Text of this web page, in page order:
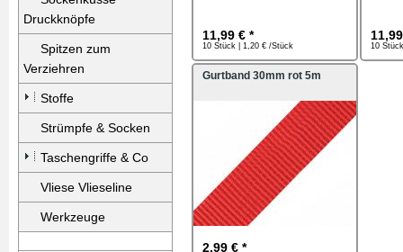
Druckknöpfe
Spitzen zum
Verziehren
Stoffe
Strümpfe & Socken
Taschengriffe & Co
Vliese Vlieseline
Werkzeuge
11,99 € *
10 Stück | 1,20 € /Stück 10
Gurtband 30mm rot 5m
2,99 € *